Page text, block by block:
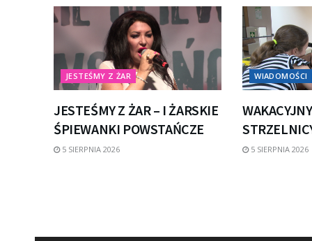
JESTEŚMY Z ŻAR
JESTEŚMY Z ŻAR – I ŻARSKIE
ŚPIEWANKI POWSTAŃCZE
5 SIERPNIA 2026
WIADOMOŚCI
5 SIERPNIA 2026